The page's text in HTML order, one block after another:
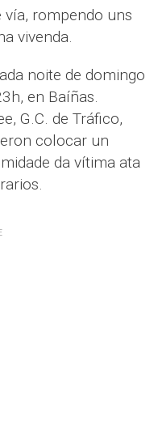
vía, rompendo uns
vivenda.
noite de domingo
en Baíñas.
G.C. de Tráfico,
colocar un
da vítima ata